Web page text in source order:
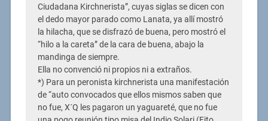
Ciudadana Kirchnerista”, cuyas siglas se dicen con
el dedo mayor parado como Lanata, ya allí mostró
la hilacha, que se disfrazó de buena, pero mostró el
“hilo a la careta” de la cara de buena, abajo la
mandinga de siempre.
Ella no convenció ni propios ni a extraños.
*) Para un peronista kirchnerista una manifestación
de “auto convocados que ellos mismos saben que
no fue, X´Q les pagaron un yaguareté, que no fue